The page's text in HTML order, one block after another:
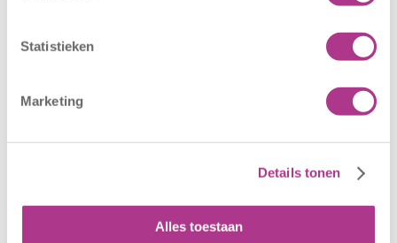
Statistieken
Marketing
Details tonen
Alles toestaan
Teamcoördinator